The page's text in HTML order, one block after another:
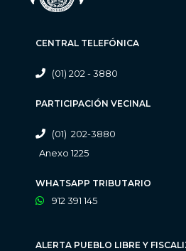
CENTRAL TELEFÓNICA
(01) 202 - 3880
PARTICIPACIÓN VECINAL
(01) 202-3880
Anexo 1225
WHATSAPP TRIBUTARIO
912 391 145
ALERTA PUEBLO LIBRE Y